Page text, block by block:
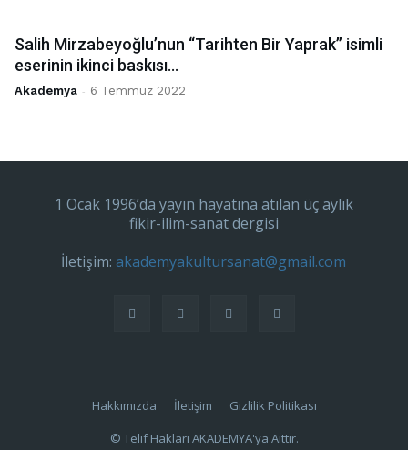
Salih Mirzabeyoğlu’nun “Tarihten Bir Yaprak” isimli
eserinin ikinci baskısı...
Akademya - 6 Temmuz 2022
1 Ocak 1996’da yayın hayatına atılan üç aylık
fikir-ilim-sanat dergisi
İletişim:akademyakultursanat@gmail.com
Hakkımızda İletişim
Gizlilik Politikası
© Telif Hakları AKADEMYA'ya Aittir.